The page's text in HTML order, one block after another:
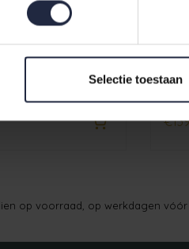
Selectie toestaan
met Capuchon
op voorraad, op werkdagen vóór